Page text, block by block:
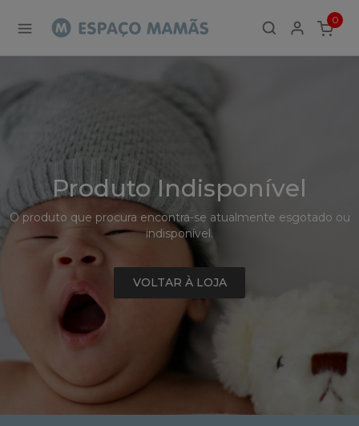
Detalhe
de
Produto
-
Produto
0
ITEMS
Produto Indisponível
O produto que procura encontra-se atualmente esgotado ou
indisponível.
VOLTAR À LOJA